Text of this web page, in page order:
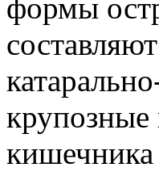
формы
крупозные